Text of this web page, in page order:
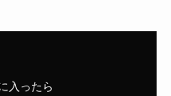
入ったら